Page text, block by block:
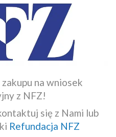
na wniosek
z NFZ!
się z Nami lub
Refundacja NFZ